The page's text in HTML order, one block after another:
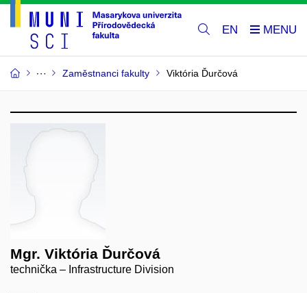
EN
Zaměstnanci fakulty Viktória Ďurčová
Mgr. Viktória Ďurčová
technička – Infrastructure Division